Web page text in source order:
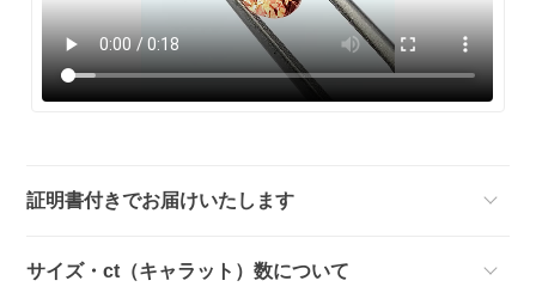
証明書付きでお届けいたします
サイズ・ct（キャラット）数について